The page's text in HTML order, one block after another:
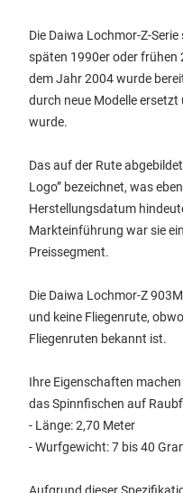
Die Daiwa Lochmor-Z-
späten 1990er oder frühen
dem Jahr 2004 wurde
durch neue Modelle
wurde.
Das auf der Rute
Logo” bezeichnet, was
Herstellungsdatum
Markteinführung war sie
Preissegment.
Die Daiwa Lochmor-Z
und keine Fliegenrute,
Fliegenruten bekannt ist.
Ihre Eigenschaften
das Spinnfischen auf
- Länge: 2,70 Meter
- Wurfgewicht: 7 bis 40